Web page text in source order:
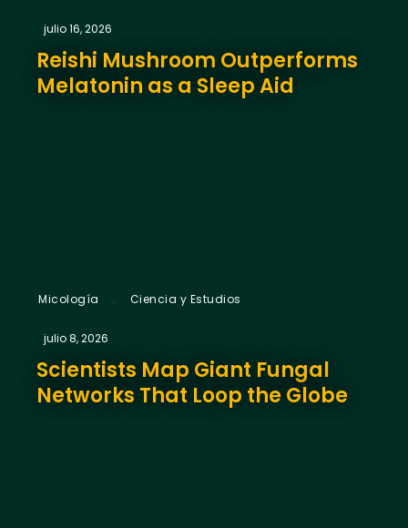
julio 16, 2026
Reishi Mushroom Outperforms
Melatonin as a Sleep Aid
Micología , Ciencia y Estudios
julio 8, 2026
Scientists Map Giant Fungal
Networks That Loop the Globe